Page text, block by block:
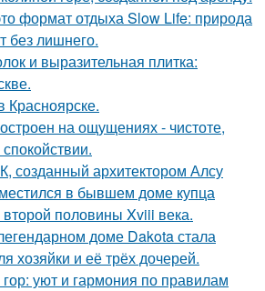
формат отдыха Slow Life: природа
без лишнего.
и выразительная плитка:
Красноярске.
на ощущениях - чистоте,
созданный архитектором Алсу
в бывшем доме купца
половины Xviii века.
доме Dakota стала
хозяйки и её трёх дочерей.
уют и гармония по правилам